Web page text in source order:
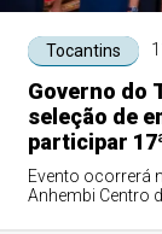
Tocantins
Governo do
seleção de
participar
Evento ocorrerá
Anhembi Centro